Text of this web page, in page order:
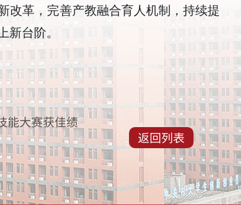
改革，完善产教融合育人机制，持续提
台阶。
能大赛获佳绩
返回列表